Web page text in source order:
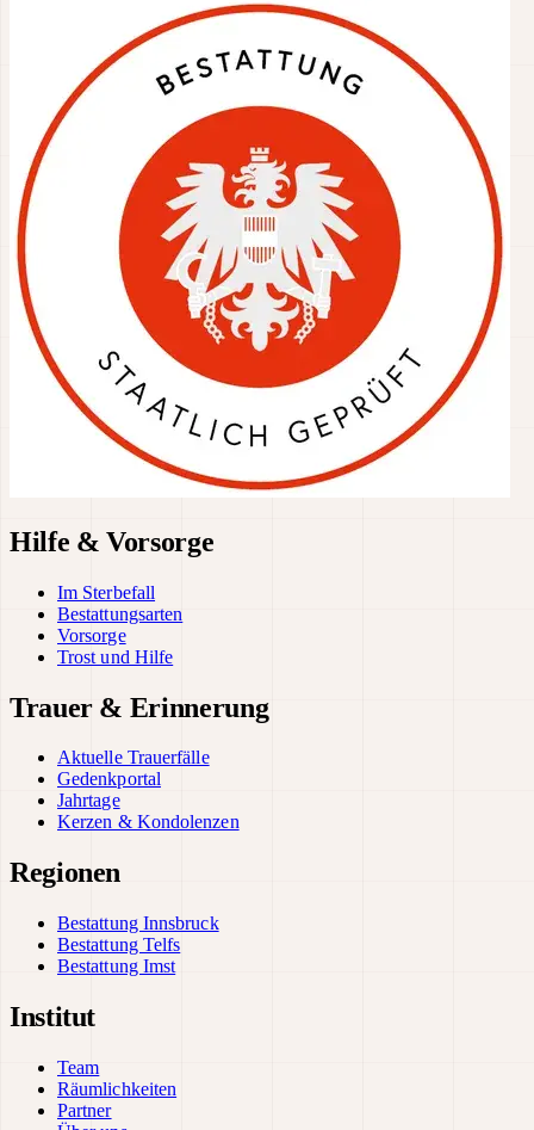
Hilfe & Vorsorge
Im Sterbefall
Bestattungsarten
Vorsorge
Trost und Hilfe
Trauer & Erinnerung
Aktuelle Trauerfälle
Gedenkportal
Jahrtage
Kerzen & Kondolenzen
Regionen
Bestattung Innsbruck
Bestattung Telfs
Bestattung Imst
Institut
Team
Räumlichkeiten
Partner